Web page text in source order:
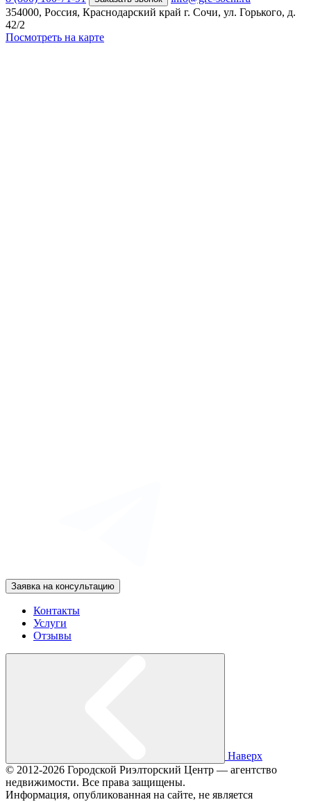
354000, Россия, Краснодарский край г. Сочи, ул. Горького, д.
42/2
Посмотреть на карте
Заявка на консультацию
Контакты
Услуги
Отзывы
Наверх
© 2012-2026 Городской Риэлторский Центр — агентство
недвижимости. Все права защищены.
Информация, опубликованная на сайте, не является